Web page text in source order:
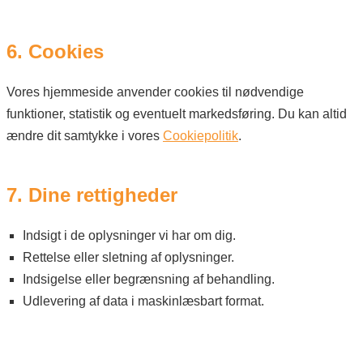
6. Cookies
Vores hjemmeside anvender cookies til nødvendige
funktioner, statistik og eventuelt markedsføring. Du kan altid
ændre dit samtykke i vores Cookiepolitik.
7. Dine rettigheder
Indsigt i de oplysninger vi har om dig.
Rettelse eller sletning af oplysninger.
Indsigelse eller begrænsning af behandling.
Udlevering af data i maskinlæsbart format.